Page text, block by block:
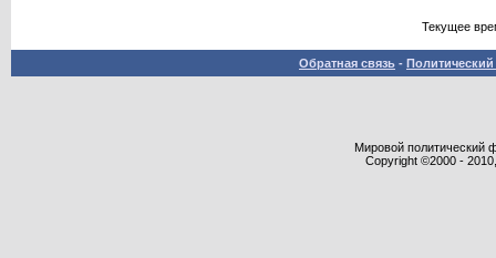
Текущее
Обратная связь -
Мировой политический
Copyright ©2000 -